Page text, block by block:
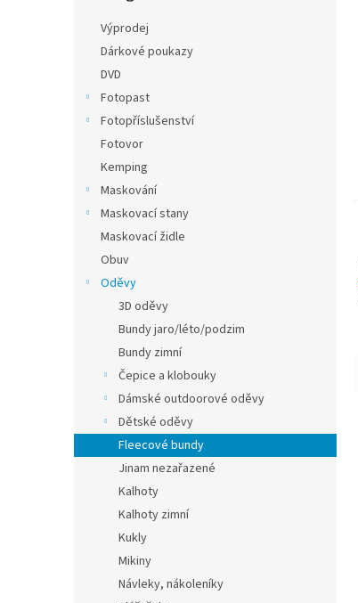
Výprodej
Dárkové poukazy
DVD
Fotopast
Fotopříslušenství
Fotovor
Kemping
Maskování
Maskovací stany
Maskovací židle
Obuv
Oděvy
3D oděvy
Bundy jaro/léto/podzim
Bundy zimní
Čepice a klobouky
Dámské outdoorové oděvy
Dětské oděvy
Fleecové bundy
Jinam nezařazené
Kalhoty
Kalhoty zimní
Kukly
Mikiny
Návleky, nákoleníky